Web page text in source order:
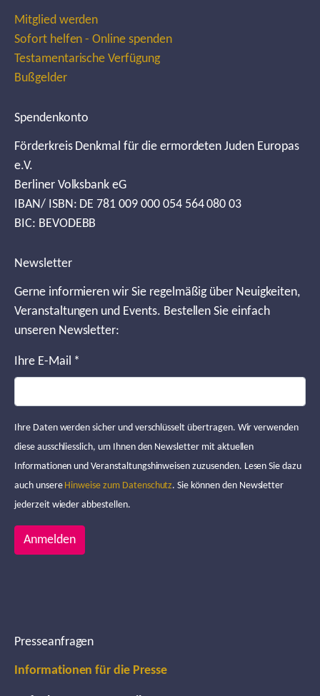
Mitglied werden
Sofort helfen - Online spenden
Testamentarische Verfügung
Bußgelder
Spendenkonto
Förderkreis Denkmal für die ermordeten Juden Europas
e.V.
Berliner Volksbank eG
IBAN/ ISBN: DE 781 009 000 054 564 080 03
BIC: BEVODEBB
Newsletter
Gerne informieren wir Sie regelmäßig über Neuigkeiten,
Veranstaltungen und Events. Bestellen Sie einfach
unseren Newsletter:
Ihre E-Mail *
Ihre Daten werden sicher und verschlüsselt übertragen. Wir verwenden
diese ausschliesslich, um Ihnen den Newsletter mit aktuellen
Informationen und Veranstaltungshinweisen zuzusenden. Lesen Sie dazu
auch unsere Hinweise zum Datenschutz. Sie können den Newsletter
jederzeit wieder abbestellen.
Anmelden
Presseanfragen
Informationen für die Presse